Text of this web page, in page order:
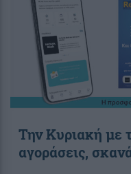
Την Κυριακή με
αγοράσεις,